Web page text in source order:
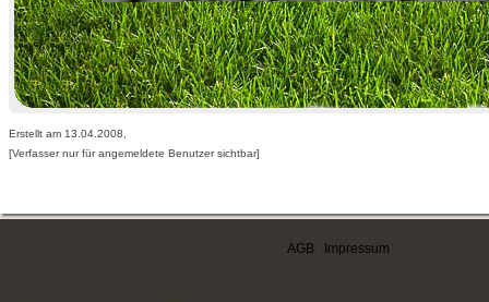
Erstellt am 13.04.2008,
[Verfasser nur für angemeldete Benutzer sichtbar]
AGB Impressum